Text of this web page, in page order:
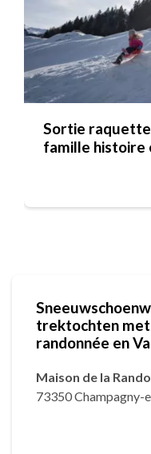
Sortie
famille histoire
trektochten met
randonnée en
Maison de la
73350 Champagny-